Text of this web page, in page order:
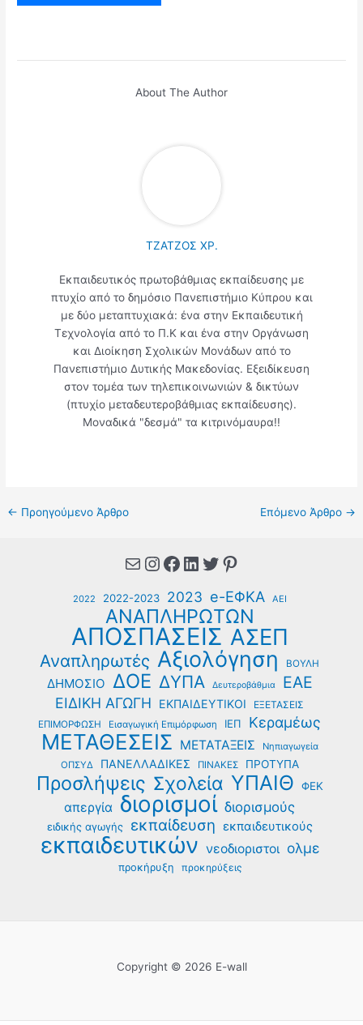
About The Author
ΤΖΑΤΖΟΣ ΧΡ.
Εκπαιδευτικός πρωτοβάθμιας εκπαίδευσης με
πτυχίο από το δημόσιο Πανεπιστήμιο Κύπρου και
με δύο μεταπτυχιακά: ένα στην Εκπαιδευτική
Τεχνολογία από το Π.Κ και ένα στην Οργάνωση
και Διοίκηση Σχολικών Μονάδων από το
Πανεπιστήμιο Δυτικής Μακεδονίας. Εξειδίκευση
στον τομέα των τηλεπικοινωνιών & δικτύων
(πτυχίο μεταδευτεροβάθμιας εκπαίδευσης).
Μοναδικά "δεσμά" τα κιτρινόμαυρα!!
← Προηγούμενο Άρθρο Επόμενο Άρθρο →
MailInstagram
Facebook
Linkedin
Twitter
Pinterest
2022 2022-2023 2023 e-ΕΦΚΑ ΑΕΙ
ΑΝΑΠΛΗΡΩΤΩΝ
ΑΠΟΣΠΑΣΕΙΣ ΑΣΕΠ
Αναπληρωτές Αξιολόγηση ΒΟΥΛΗ
ΔΗΜΟΣΙΟ ΔΟΕ ΔΥΠΑ Δευτεροβάθμια ΕΑΕ
ΕΙΔΙΚΗ ΑΓΩΓΗ ΕΚΠΑΙΔΕΥΤΙΚΟΙ ΕΞΕΤΑΣΕΙΣ
ΕΠΙΜΟΡΦΩΣΗ Εισαγωγική Επιμόρφωση ΙΕΠ Κεραμέως
ΜΕΤΑΘΕΣΕΙΣ ΜΕΤΑΤΑΞΕΙΣ
Νηπιαγωγεία
ΟΠΣΥΔ
ΠΑΝΕΛΛΑΔΙΚΕΣ ΠΙΝΑΚΕΣ ΠΡΟΤΥΠΑ
Προσλήψεις Σχολεία ΥΠΑΙΘ ΦΕΚ
απεργία διορισμοί διορισμούς
ειδικής αγωγής εκπαίδευση εκπαιδευτικούς
εκπαιδευτικών νεοδιοριστοι ολμε
προκήρυξη προκηρύξεις
Copyright © 2026 E-wall